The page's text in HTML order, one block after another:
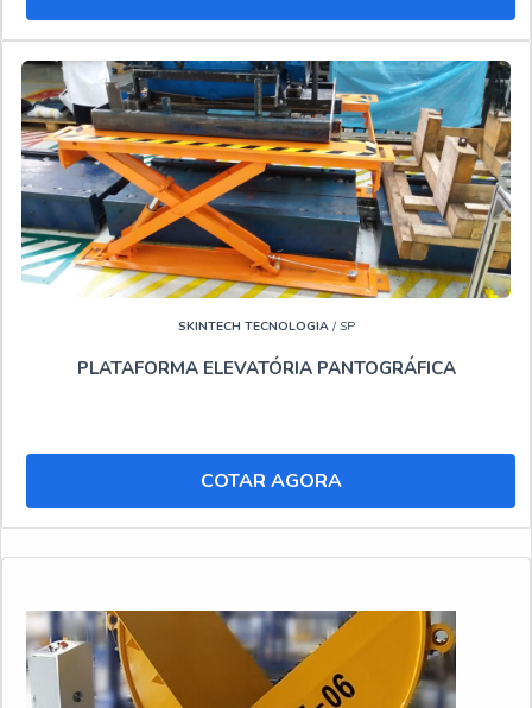
SKINTECH TECNOLOGIA/ SP
PLATAFORMA ELEVATÓRIA PANTOGRÁFICA
COTAR AGORA